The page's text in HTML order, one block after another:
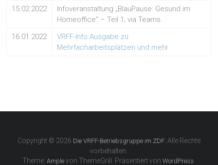
15.02.2022
Infoveranstaltung „BlauPause: Gesund im
Homeoffice“ – Teil 1; via Teams.
16.01.2022
VRFF-Info Ausgabe zu
Mehrfacharbeitsplätzen und mehr
Copyright © 2026 Die VRFF-Betriebsgruppe im ZDF. Alle Rechte
vorbehalten.
Theme:Ample von ThemeGrill. Präsentiert vonWordPress